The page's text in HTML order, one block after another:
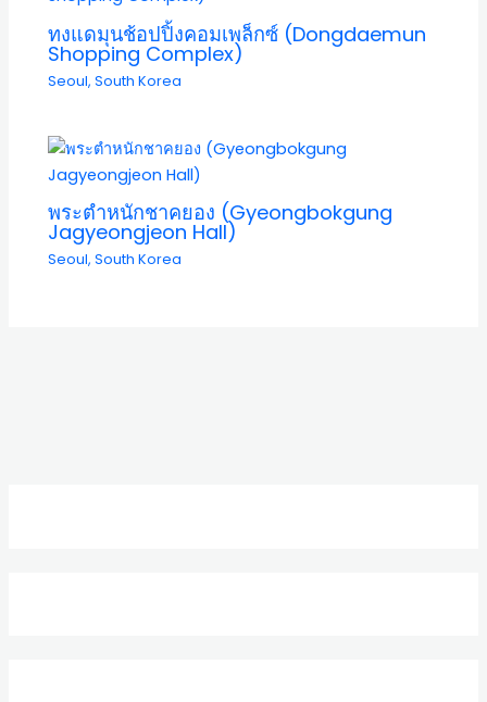
ทงแดมุนช้อปปิ้งคอมเพล็กซ์ (Dongdaemun
Shopping Complex)
Seoul,South Korea
พระตำหนักชาคยอง (Gyeongbokgung
Jagyeongjeon Hall)
Seoul,South Korea